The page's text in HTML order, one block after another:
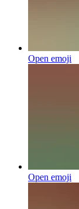
Open emoji
Open emoji